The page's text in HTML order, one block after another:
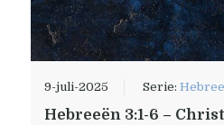
9-juli-2025 Serie:
Hebreeën 3:1-6 –